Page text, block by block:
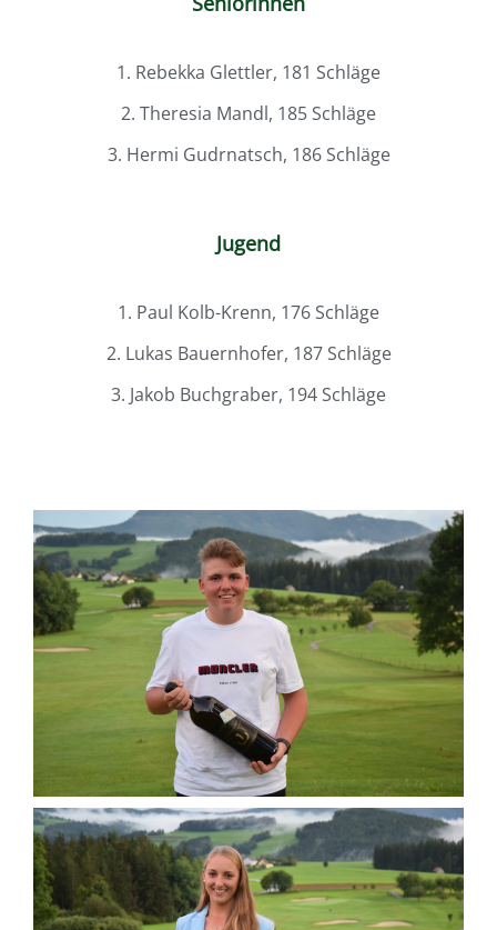
1. Rebekka Glettler, 181 Schläge
2. Theresia Mandl, 185 Schläge
3. Hermi Gudrnatsch, 186 Schläge
Jugend
1. Paul Kolb-Krenn, 176 Schläge
2. Lukas Bauernhofer, 187 Schläge
3. Jakob Buchgraber, 194 Schläge